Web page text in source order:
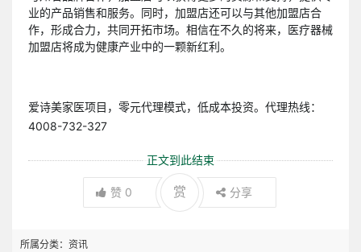
业的产品销售和服务。同时，加盟店还可以与其他加盟店合
作，形成合力，共同开拓市场。相信在不久的将来，医疗器械
加盟店将成为健康产业中的一颗新红利。
爱诗美家医项目，零元代理模式，低成本投资。代理热线：
4008-732-327
正文到此结束
赞 0 赏 分享
所属分类： 资讯